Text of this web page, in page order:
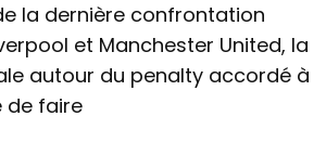
la dernière confrontation
et Manchester United, la
autour du penalty accordé à
de faire